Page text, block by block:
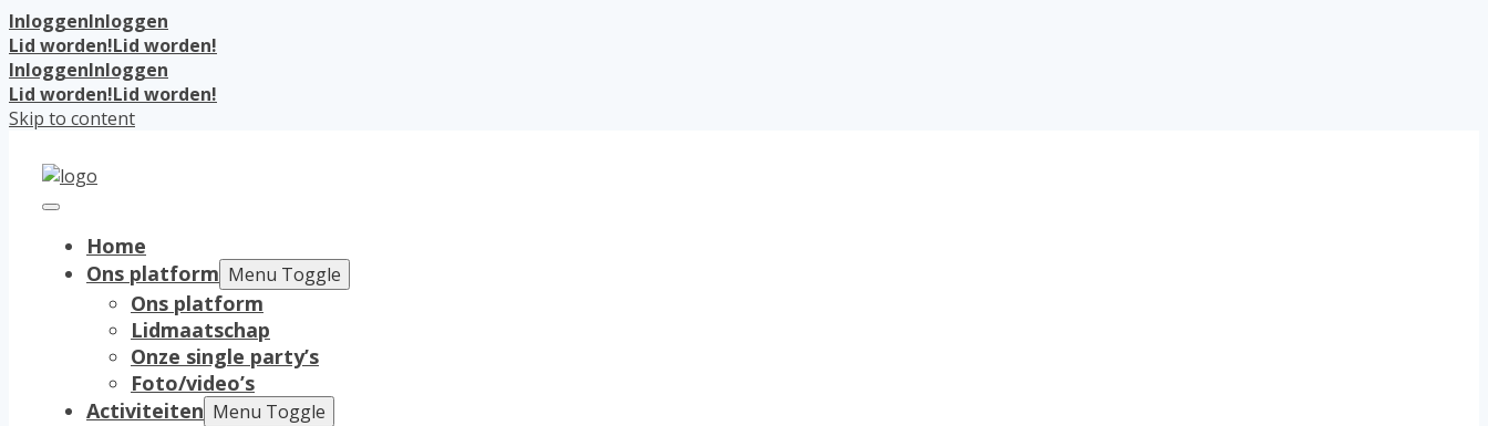
InloggenInloggen
Lid worden!Lid worden!
InloggenInloggen
Lid worden!Lid worden!
Skip to content
Home
Ons platform Menu Toggle
Ons platform
Lidmaatschap
Onze single party’s
Foto/video’s
Activiteiten Menu Toggle